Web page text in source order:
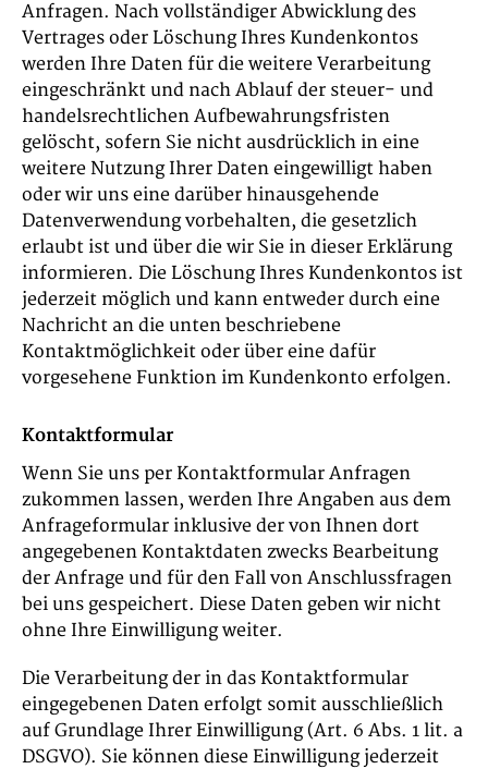
Anfragen. Nach vollständiger Abwicklung des
Vertrages oder Löschung Ihres Kundenkontos
werden Ihre Daten für die weitere Verarbeitung
eingeschränkt und nach Ablauf der steuer- und
handelsrechtlichen Aufbewahrungsfristen
gelöscht, sofern Sie nicht ausdrücklich in eine
weitere Nutzung Ihrer Daten eingewilligt haben
oder wir uns eine darüber hinausgehende
Datenverwendung vorbehalten, die gesetzlich
erlaubt ist und über die wir Sie in dieser Erklärung
informieren. Die Löschung Ihres Kundenkontos ist
jederzeit möglich und kann entweder durch eine
Nachricht an die unten beschriebene
Kontaktmöglichkeit oder über eine dafür
vorgesehene Funktion im Kundenkonto erfolgen.
Kontaktformular
Wenn Sie uns per Kontaktformular Anfragen
zukommen lassen, werden Ihre Angaben aus dem
Anfrageformular inklusive der von Ihnen dort
angegebenen Kontaktdaten zwecks Bearbeitung
der Anfrage und für den Fall von Anschlussfragen
bei uns gespeichert. Diese Daten geben wir nicht
ohne Ihre Einwilligung weiter.
Die Verarbeitung der in das Kontaktformular
eingegebenen Daten erfolgt somit ausschließlich
auf Grundlage Ihrer Einwilligung (Art. 6 Abs. 1 lit. a
DSGVO). Sie können diese Einwilligung jederzeit